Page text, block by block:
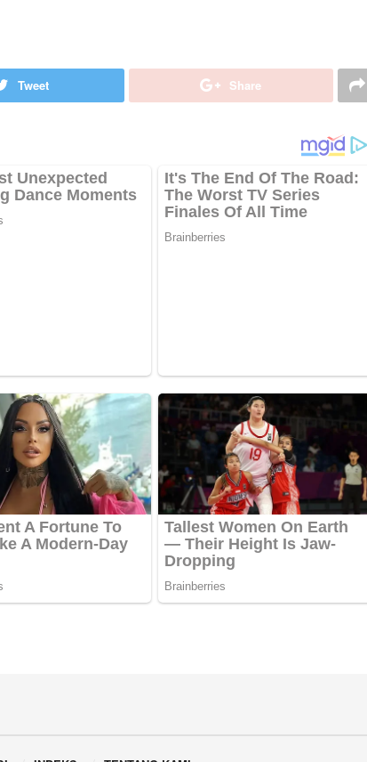
Tweet Share